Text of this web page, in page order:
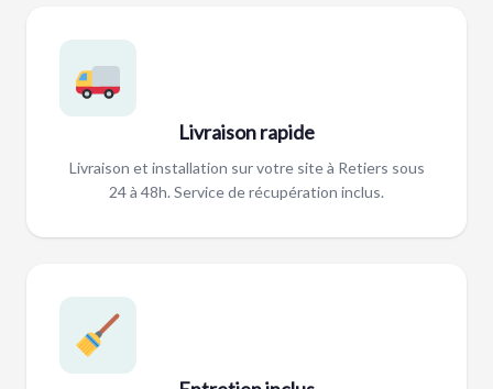
Livraison rapide
Livraison et installation sur votre site à Retiers sous
24 à 48h. Service de récupération inclus.